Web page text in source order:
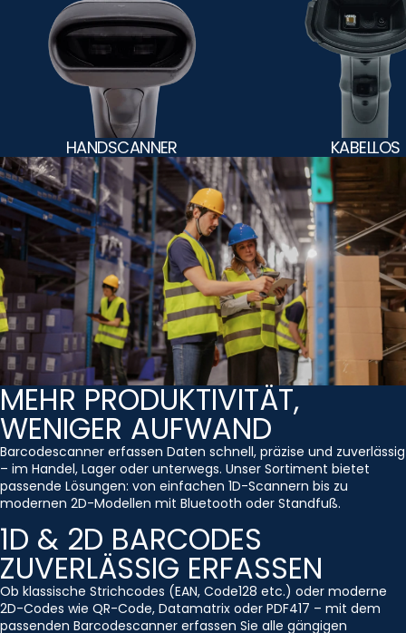
HANDSCANNER KABELLOS
MEHR PRODUKTIVITÄT,
WENIGER AUFWAND
Barcodescanner erfassen Daten schnell, präzise und zuverlässig
– im Handel, Lager oder unterwegs. Unser Sortiment bietet
passende Lösungen: von einfachen 1D-Scannern bis zu
modernen 2D-Modellen mit Bluetooth oder Standfuß.
1D & 2D BARCODES
ZUVERLÄSSIG ERFASSEN
Ob klassische Strichcodes (EAN, Code128 etc.) oder moderne
2D-Codes wie QR-Code, Datamatrix oder PDF417 – mit dem
passenden Barcodescanner erfassen Sie alle gängigen